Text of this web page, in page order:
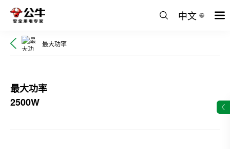
中文
最大功率
最大功率
2500W